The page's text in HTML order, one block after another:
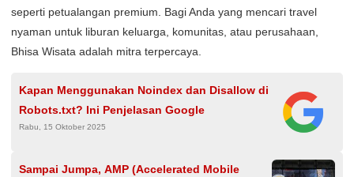
seperti petualangan premium. Bagi Anda yang mencari travel
nyaman untuk liburan keluarga, komunitas, atau perusahaan,
Bhisa Wisata adalah mitra terpercaya.
Kapan Menggunakan Noindex dan Disallow di
Robots.txt? Ini Penjelasan Google
Rabu, 15 Oktober 2025
Sampai Jumpa, AMP (Accelerated Mobile